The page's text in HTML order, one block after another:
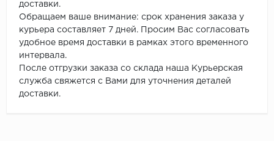
доставки.
Обращаем ваше внимание: срок хранения заказа у
курьера составляет 7 дней. Просим Вас согласовать
удобное время доставки в рамках этого временного
интервала.
После отгрузки заказа со склада наша Курьерская
служба свяжется с Вами для уточнения деталей
доставки.